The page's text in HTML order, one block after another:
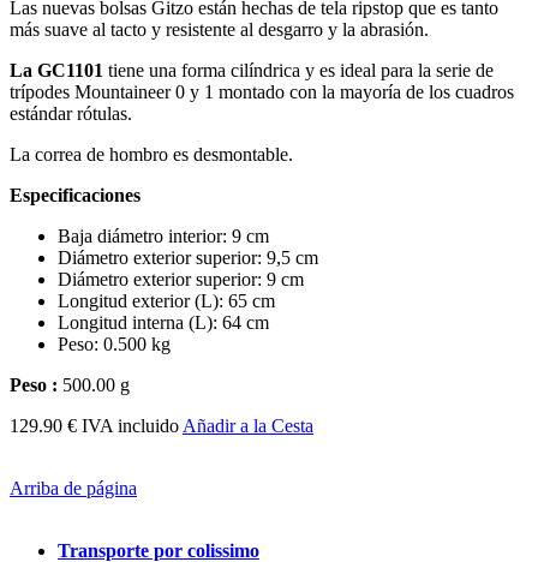
Las nuevas bolsas Gitzo están hechas de tela ripstop que es tanto
más suave al tacto y resistente al desgarro y la abrasión.
La GC1101 tiene una forma cilíndrica y es ideal para la serie de
trípodes Mountaineer 0 y 1 montado con la mayoría de los cuadros
estándar rótulas.
La correa de hombro es desmontable.
Especificaciones
Baja diámetro interior: 9 cm
Diámetro exterior superior: 9,5 cm
Diámetro exterior superior: 9 cm
Longitud exterior (L): 65 cm
Longitud interna (L): 64 cm
Peso: 0.500 kg
Peso : 500.00 g
129.90 € IVA incluido Añadir a la Cesta
Arriba de página
Transporte por colissimo